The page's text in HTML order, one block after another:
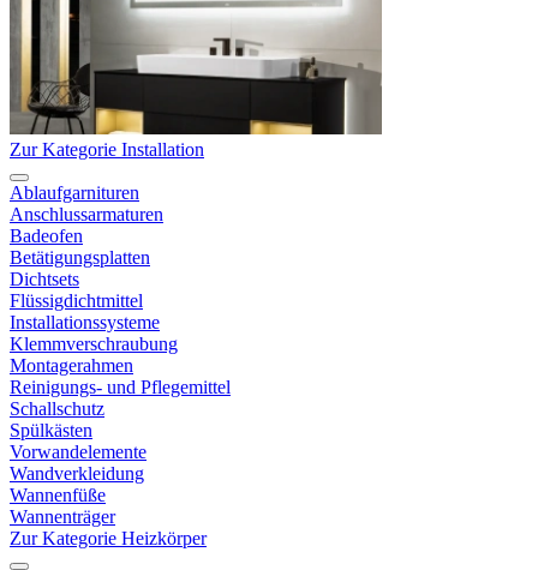
Zur Kategorie Installation
Ablaufgarnituren
Anschlussarmaturen
Badeofen
Betätigungsplatten
Dichtsets
Flüssigdichtmittel
Installationssysteme
Klemmverschraubung
Montagerahmen
Reinigungs- und Pflegemittel
Schallschutz
Spülkästen
Vorwandelemente
Wandverkleidung
Wannenfüße
Wannenträger
Zur Kategorie Heizkörper